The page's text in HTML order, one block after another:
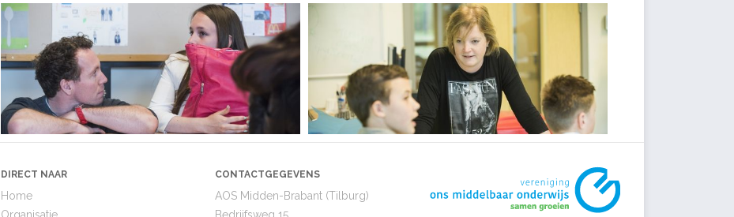
DIRECT NAAR
Home
Organisatie
CONTACTGEGEVENS
AOS Midden-Brabant (Tilburg)
Bedrijfsweg 15